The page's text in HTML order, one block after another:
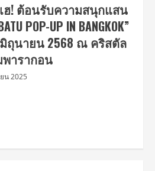
เฮ! ต้อนรับความสนุกแสน
POP-UP IN BANGKOK”
ถุนายน 2568 ณ คริสตัล
ารากอน
น 2025